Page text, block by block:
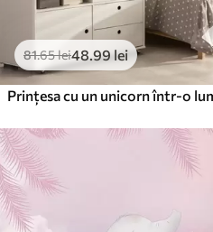
81.65lei48.99lei